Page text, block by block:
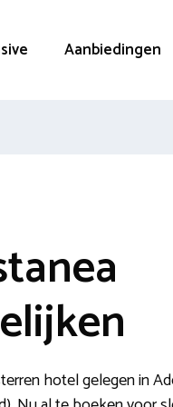
Aanbiedingen
hotel gelegen in